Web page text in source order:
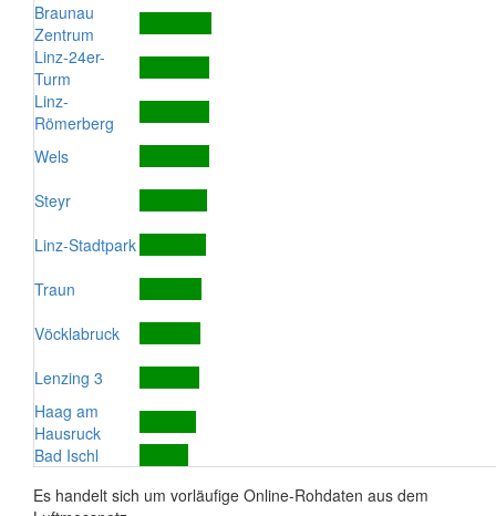
Braunau
Zentrum
Linz-24er-
Turm
Linz-
Römerberg
Wels
Steyr
Linz-Stadtpark
Traun
Vöcklabruck
Lenzing 3
Haag am
Hausruck
Bad Ischl
Es handelt sich um vorläufige Online-Rohdaten aus dem